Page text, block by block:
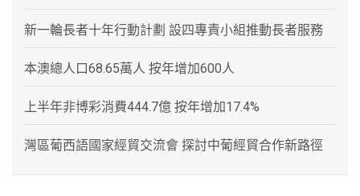
新一輪長者十年行動計劃 設四專責小組推動長者服務
本澳總人口68.65萬人 按年增加600人
上半年非博彩消費444.7億 按年增加17.4%
灣區葡西語國家經貿交流會 探討中葡經貿合作新路徑